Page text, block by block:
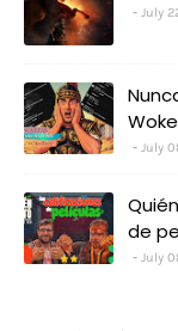
July
July
de
July